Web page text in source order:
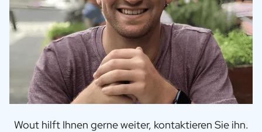
Wout hilft Ihnen gerne weiter, kontaktieren Sie ihn.